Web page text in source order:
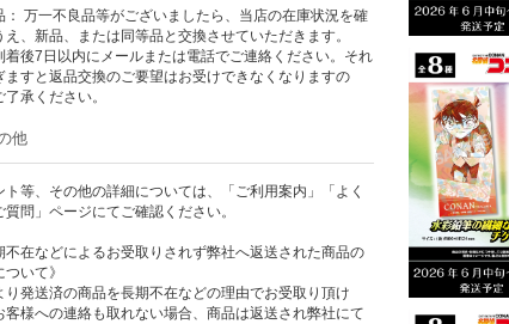
： 万一不良品等がございましたら、当店の在庫状況を確
え、新品、または同等品と交換させていただきます。
着後7日以内にメールまたは電話でご連絡ください。それ
ますと返品交換のご要望はお受けできなくなりますの
了承ください。
他
ト等、その他の詳細については、「ご利用案内」「よく
質問」ページにてご確認ください。
不在などによるお受取りされず弊社へ返送された商品の
いて》
り発送済の商品を長期不在などの理由でお受取り頂け
客様への連絡も取れない場合、商品は返送され弊社にて